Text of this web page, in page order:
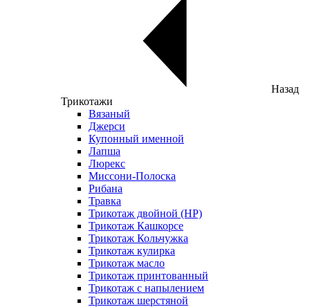
Назад
Трикотажи
Вязаный
Джерси
Купонный именной
Лапша
Люрекс
Миссони-Полоска
Рибана
Травка
Трикотаж двойной (НР)
Трикотаж Кашкорсе
Трикотаж Кольчужка
Трикотаж кулирка
Трикотаж масло
Трикотаж принтованный
Трикотаж с напылением
Трикотаж шерстяной